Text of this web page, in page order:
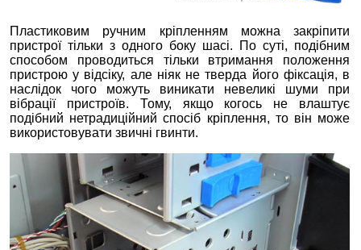
Пластиковим ручним кріпленням можна закріпити
пристрої тільки з одного боку шасі. По суті, подібним
способом проводиться тільки втримання положення
пристрою у відсіку, але ніяк не тверда його фіксація, в
наслідок чого можуть виникати невеликі шуми при
вібрації пристроїв. Тому, якщо когось не влаштує
подібний нетрадиційний спосіб кріплення, то він може
використовувати звичні гвинти.